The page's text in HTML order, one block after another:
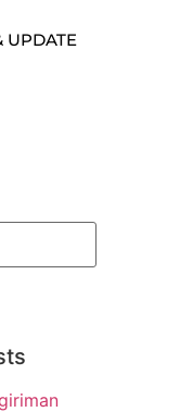
UPDATE